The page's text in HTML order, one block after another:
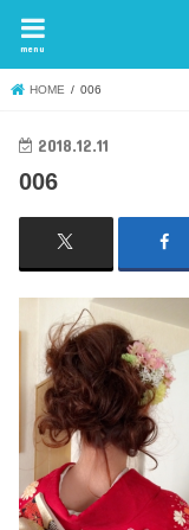
menu
HOME 006
2018.12.11
006